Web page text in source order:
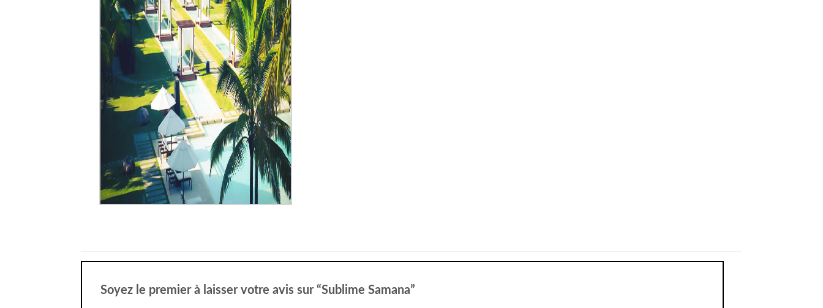
Soyez le premier à laisser votre avis sur “Sublime Samana”